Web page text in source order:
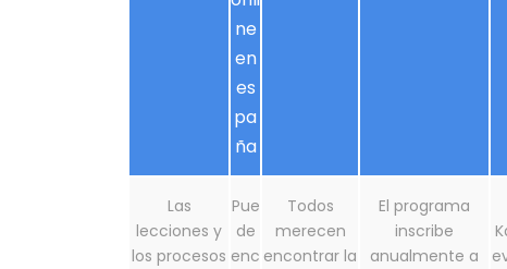
ne
en
es
pa
ña
Las
lecciones y
los procesos
Pue
de
enc
Todos
merecen
encontrar la
El programa
inscribe
anualmente a